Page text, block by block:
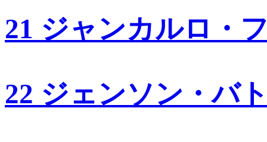
21 ジャンカルロ・
22 ジェンソン・バ